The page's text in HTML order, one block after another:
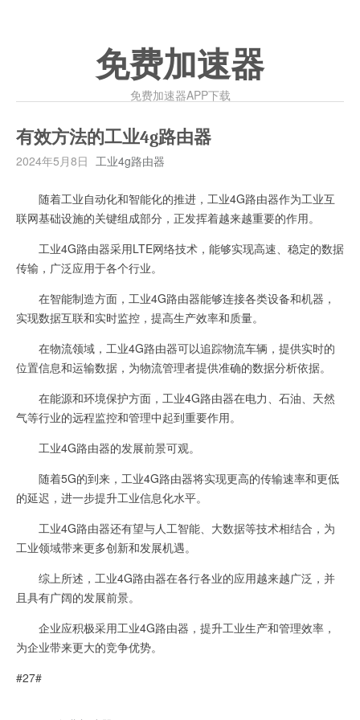
免费加速器
免费加速器APP下载
有效方法的工业4g路由器
2024年5月8日 工业4g路由器
随着工业自动化和智能化的推进，工业4G路由器作为工业互
联网基础设施的关键组成部分，正发挥着越来越重要的作用。
工业4G路由器采用LTE网络技术，能够实现高速、稳定的数据
传输，广泛应用于各个行业。
在智能制造方面，工业4G路由器能够连接各类设备和机器，
实现数据互联和实时监控，提高生产效率和质量。
在物流领域，工业4G路由器可以追踪物流车辆，提供实时的
位置信息和运输数据，为物流管理者提供准确的数据分析依据。
在能源和环境保护方面，工业4G路由器在电力、石油、天然
气等行业的远程监控和管理中起到重要作用。
工业4G路由器的发展前景可观。
随着5G的到来，工业4G路由器将实现更高的传输速率和更低
的延迟，进一步提升工业信息化水平。
工业4G路由器还有望与人工智能、大数据等技术相结合，为
工业领域带来更多创新和发展机遇。
综上所述，工业4G路由器在各行各业的应用越来越广泛，并
且具有广阔的发展前景。
企业应积极采用工业4G路由器，提升工业生产和管理效率，
为企业带来更大的竞争优势。
#27#